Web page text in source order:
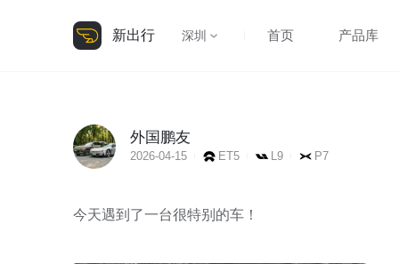
新出行 深圳 首页 产品库
外国鹏友
2026-04-15 ET5 L9 P7
今天遇到了一台很特别的车！